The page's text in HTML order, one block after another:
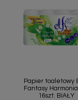
Papier toaletowy
Fantasy
16szt. BIAŁY